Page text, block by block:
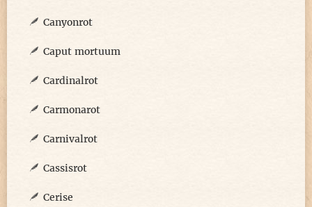
Canyonrot
Caput mortuum
Cardinalrot
Carmonarot
Carnivalrot
Cassisrot
Cerise